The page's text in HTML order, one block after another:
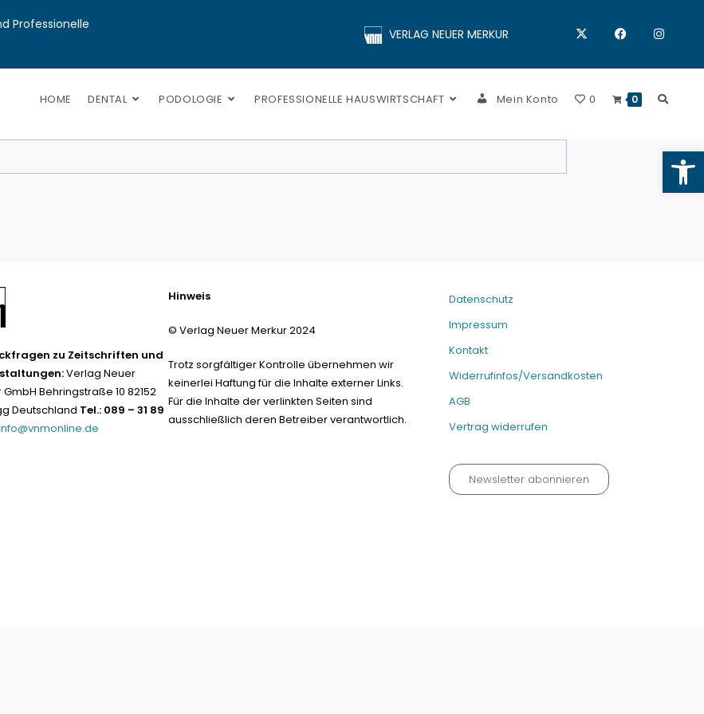
Professionelle
VERLAG NEUER MERKUR
HOME DENTAL PODOLOGIE PROFESSIONELLE HAUSWIRTSCHAFT Mein Konto 0 0
zu Zeitschriften und
Verlag Neuer
Behringstraße 10 82152
Deutschland Tel.: 089 – 31 89
Hinweis
© Verlag Neuer Merkur 2024
Trotz sorgfältiger Kontrolle übernehmen wir
keinerlei Haftung für die Inhalte externer Links.
Für die Inhalte der verlinkten Seiten sind
ausschließlich deren Betreiber verantwortlich.
Datenschutz
Impressum
Kontakt
Widerrufinfos/Versandkosten
AGB
Vertrag widerrufen
Newsletter abonnieren